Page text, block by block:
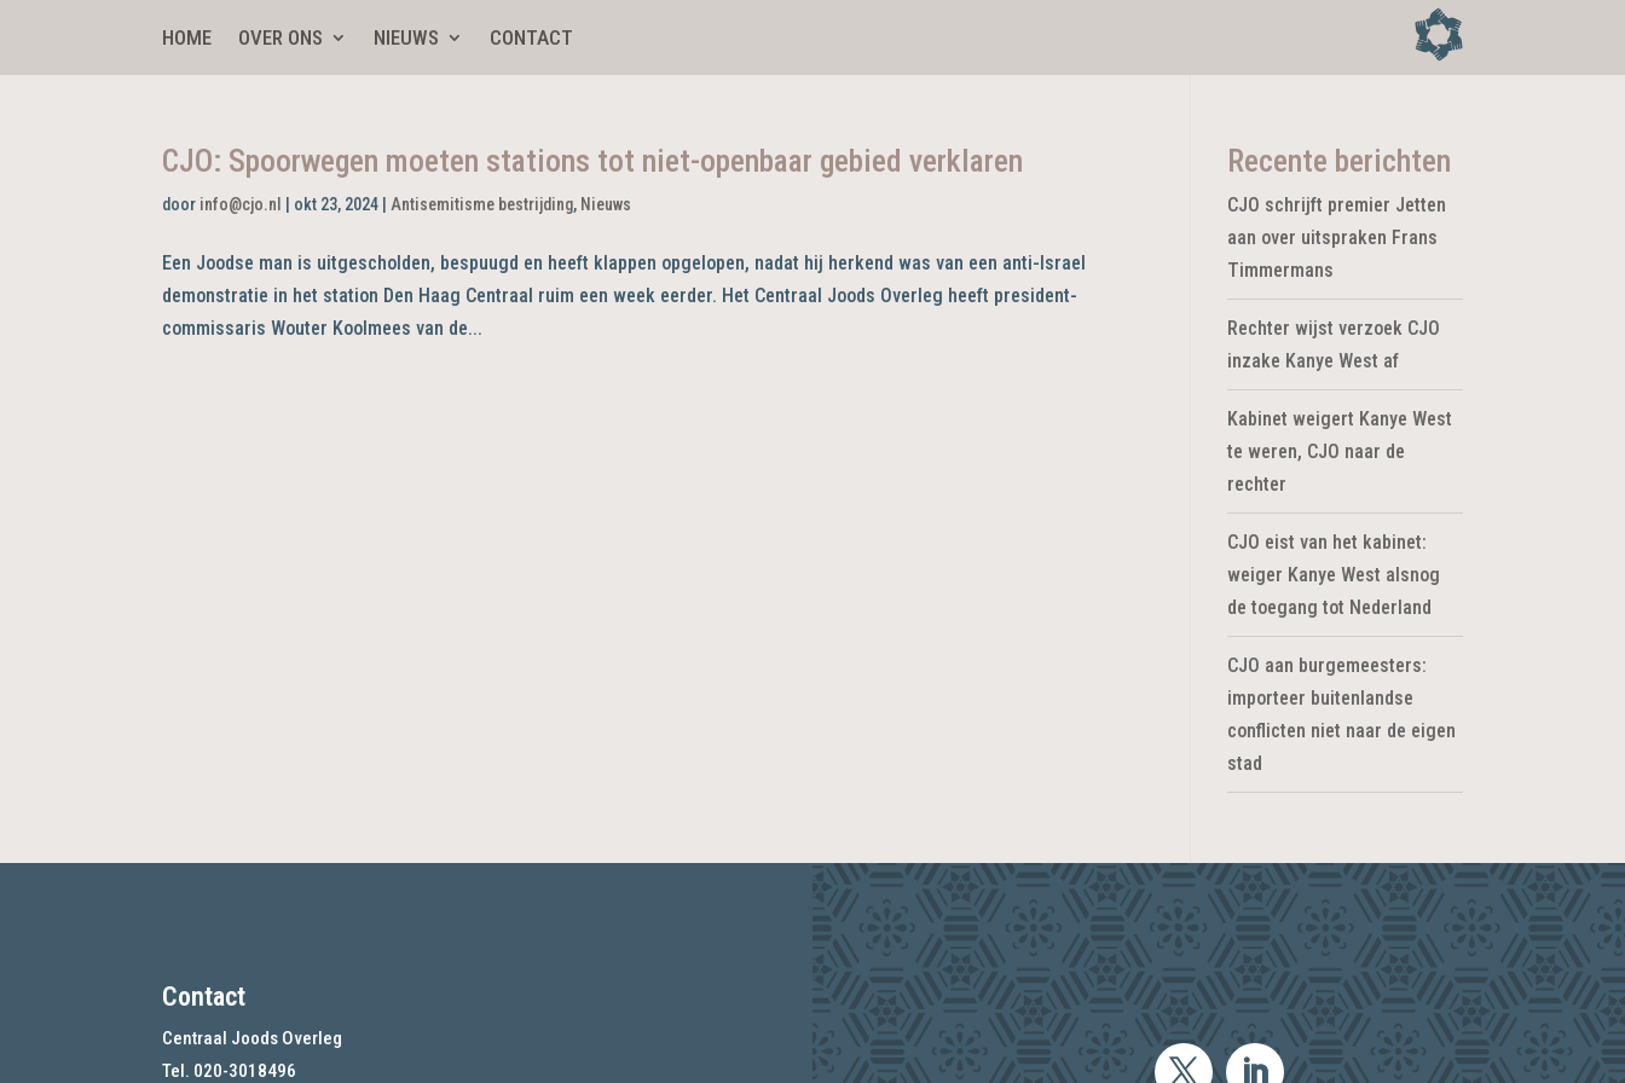
HOME OVER ONS NIEUWS CONTACT
CJO: Spoorwegen moeten stations tot niet-openbaar gebied verklaren
door info@cjo.nl okt 23, 2024 Antisemitisme bestrijding, Nieuws
Een Joodse man is uitgescholden, bespuugd en heeft klappen opgelopen, nadat hij herkend was van een anti-Israel
demonstratie in het station Den Haag Centraal ruim een week eerder. Het Centraal Joods Overleg heeft president-
commissaris Wouter Koolmees van de...
Recente berichten
CJO schrijft premier Jetten
aan over uitspraken Frans
Timmermans
Rechter wijst verzoek CJO
inzake Kanye West af
Kabinet weigert Kanye West
te weren, CJO naar de
rechter
CJO eist van het kabinet:
weiger Kanye West alsnog
de toegang tot Nederland
CJO aan burgemeesters:
importeer buitenlandse
conflicten niet naar de eigen
stad
Contact
Centraal Joods Overleg
Tel. 020-3018496